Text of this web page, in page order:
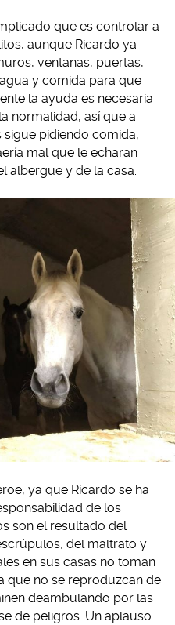
que es controlar a
aunque Ricardo ya
ventanas, puertas,
y comida para que
la ayuda es necesaria
normalidad, así que a
sigue pidiendo comida,
mal que le echaran
albergue y de la casa.
ya que Ricardo se ha
de los
son el resultado del
del maltrato y
en sus casas no toman
que no se reproduzcan de
deambulando por las
de peligros. Un aplauso